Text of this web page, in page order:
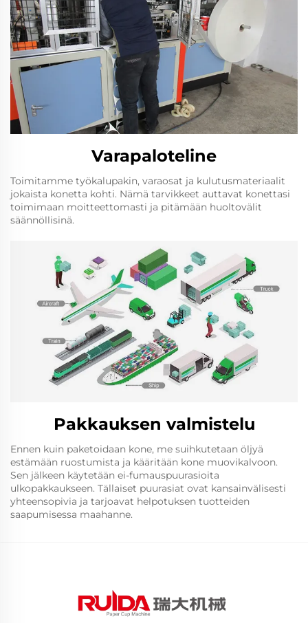
Varapaloteline
Toimitamme työkalupakin, varaosat ja kulutusmateriaalit
jokaista konetta kohti. Nämä tarvikkeet auttavat konettasi
toimimaan moitteettomasti ja pitämään huoltovälit
säännöllisinä.
Pakkauksen valmistelu
Ennen kuin paketoidaan kone, me suihkutetaan öljyä
estämään ruostumista ja kääritään kone muovikalvoon.
Sen jälkeen käytetään ei-fumauspuurasioita
ulkopakkaukseen. Tällaiset puurasiat ovat kansainvälisesti
yhteensopivia ja tarjoavat helpotuksen tuotteiden
saapumisessa maahanne.